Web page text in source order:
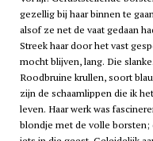
gezellig bij haar binnen te
alsof ze net de vaat gedaan
Streek haar door het vast
mocht blijven, lang. Die
Roodbruine krullen, soort
zijn de schaamlippen die ik
leven. Haar werk was
blondje met de volle borsten;